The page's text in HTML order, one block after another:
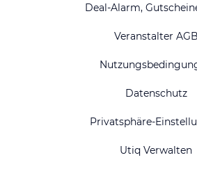
Deal-Alarm,
Veranstalter AGB
Datenschutz
Privatsphäre-
Utiq Verwalten